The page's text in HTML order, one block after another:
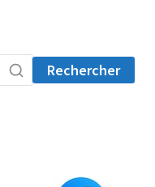
Rechercher